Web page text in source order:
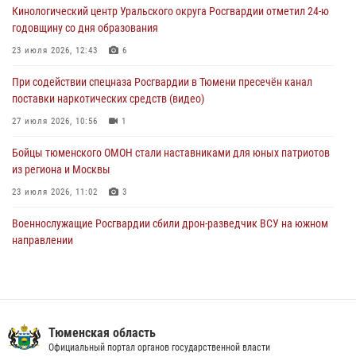
Военнослужащие Росгвардии сбили дрон-разведчик ВСУ на южном
направлении
05 августа 2026, 05:35
Стальной характер продемонстрировали росгвардейцы в ходе
масштабных спортивных событий на Урале
05 августа 2026, 05:22
Кинологический центр Уральского округа Росгвардии отметил 24-ю
годовщину со дня образования
23 июля 2026, 12:43 6
При содействии спецназа Росгвардии в Тюмени пресечён канал
поставки наркотических средств (видео)
27 июля 2026, 10:56 1
Бойцы тюменского ОМОН стали наставниками для юных патриотов
из региона и Москвы
23 июля 2026, 11:02 3
Военнослужащие Росгвардии сбили дрон-разведчик ВСУ на южном
направлении
03 августа 2026, 07:23 1
Тюменская область
Официальный портал органов государственной власти